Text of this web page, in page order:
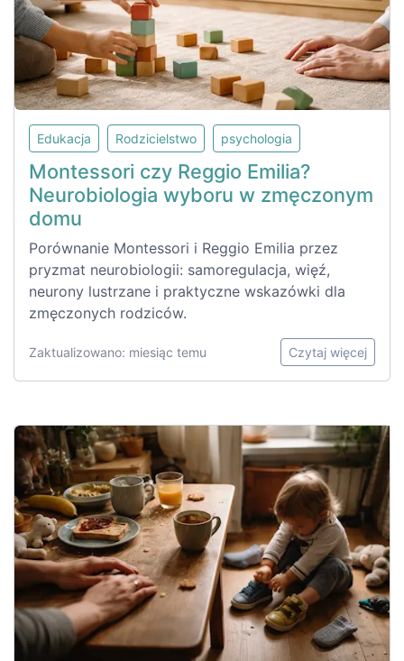
Edukacja Rodzicielstwo psychologia
Montessori czy Reggio Emilia?
Neurobiologia wyboru w zmęczonym
domu
Porównanie Montessori i Reggio Emilia przez
pryzmat neurobiologii: samoregulacja, więź,
neurony lustrzane i praktyczne wskazówki dla
zmęczonych rodziców.
Zaktualizowano: miesiąc temu Czytaj więcej